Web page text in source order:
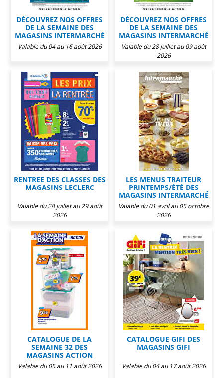
DÉCOUVREZ NOS OFFRES
DE LA SEMAINE DES
MAGASINS INTERMARCHÉ
Valable du 04 au 16 août 2026
DÉCOUVREZ NOS OFFRES
DE LA SEMAINE DES
MAGASINS INTERMARCHÉ
Valable du 28 juillet au 09 août
2026
RENTREE DES CLASSES DES
MAGASINS LECLERC
Valable du 28 juillet au 29 août
2026
LES MENUS TRAITEUR
PRINTEMPS/ÉTÉ DES
MAGASINS INTERMARCHÉ
Valable du 01 avril au 05 octobre
2026
CATALOGUE DE LA
SEMAINE 32 DES
MAGASINS ACTION
Valable du 05 au 11 août 2026
CATALOGUE GIFI DES
MAGASINS GIFI
Valable du 04 au 17 août 2026